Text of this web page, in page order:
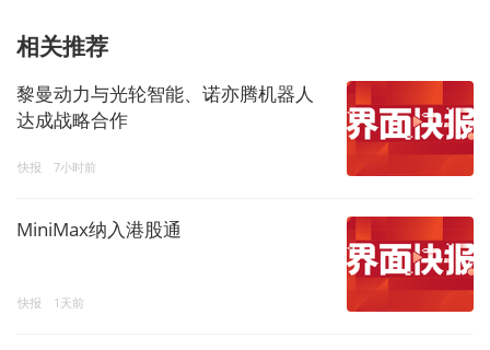
相关推荐
黎曼动力与光轮智能、诺亦腾机器人
达成战略合作
快报 7小时前
MiniMax纳入港股通
快报 1天前